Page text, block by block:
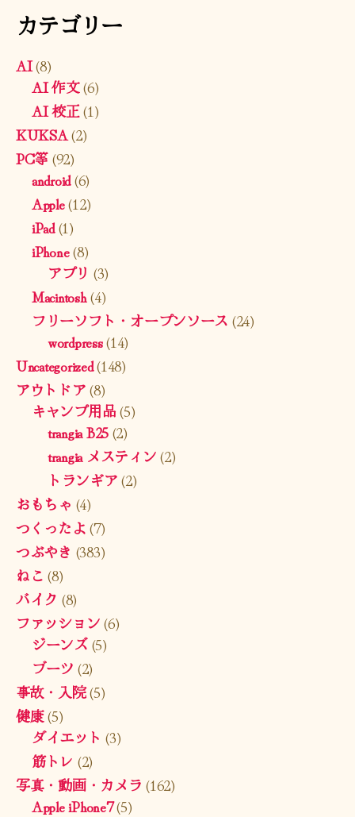
カテゴリー
AI(8)
AI 作文(6)
AI 校正(1)
KUKSA(2)
PC等(92)
android(6)
Apple(12)
iPad(1)
iPhone(8)
アプリ (3)
Macintosh(4)
フリーソフト・オープンソース (24)
wordpress(14)
Uncategorized(148)
アウトドア(8)
キャンプ用品(5)
trangia B25(2)
trangia メスティン(2)
トランギア(2)
おもちゃ (4)
つくったよ(7)
つぶやき (383)
ねこ (8)
バイク (8)
ファッション(6)
ジーンズ(5)
ブーツ (2)
事故・入院(5)
健康(5)
ダイエット (3)
筋トレ (2)
写真・動画・カメラ (162)
Apple iPhone7(5)